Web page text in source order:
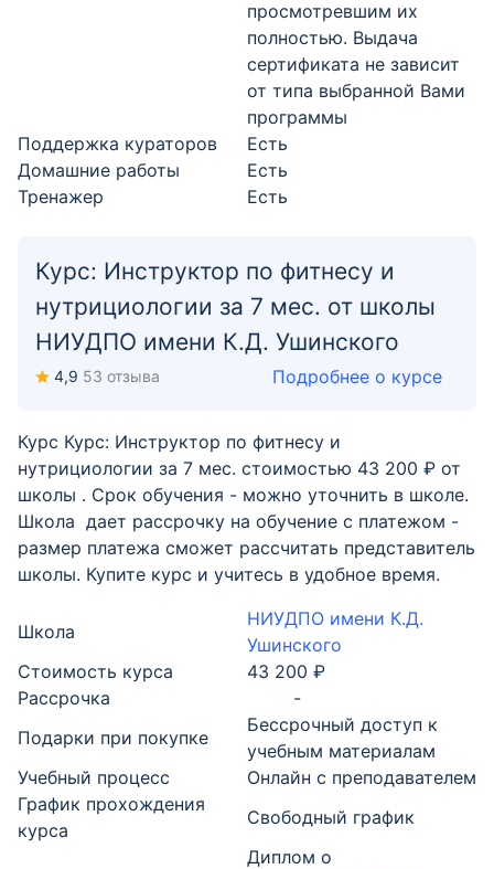
просмотревшим их
полностью. Выдача
сертификата не зависит
от типа выбранной Вами
программы
Поддержка кураторов
Есть
Домашние работы
Есть
Тренажер
Есть
Курс: Инструктор по фитнесу и
нутрициологии за 7 мес. от школы
НИУДПО имени К.Д. Ушинского
4,9 53 отзыва Подробнее о курсе
Курс Курс: Инструктор по фитнесу и
нутрициологии за 7 мес. стоимостью 43 200 ₽ от
школы . Срок обучения - можно уточнить в школе.
Школа дает рассрочку на обучение с платежом -
размер платежа сможет рассчитать представитель
школы. Купите курс и учитесь в удобное время.
Школа
НИУДПО имени К.Д.
Ушинского
Стоимость курса
43 200 ₽
Рассрочка
-
Подарки при покупке
Бессрочный доступ к
учебным материалам
Учебный процесс
Онлайн с преподавателем
График прохождения
курса
Свободный график
Диплом о